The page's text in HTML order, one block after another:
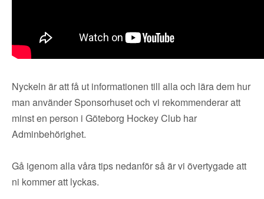
Nyckeln är att få ut informationen till alla och lära dem hur
man använder Sponsorhuset och vi rekommenderar att
minst en person i Göteborg Hockey Club har
Adminbehörighet.
Gå igenom alla våra tips nedanför så är vi övertygade att
ni kommer att lyckas.